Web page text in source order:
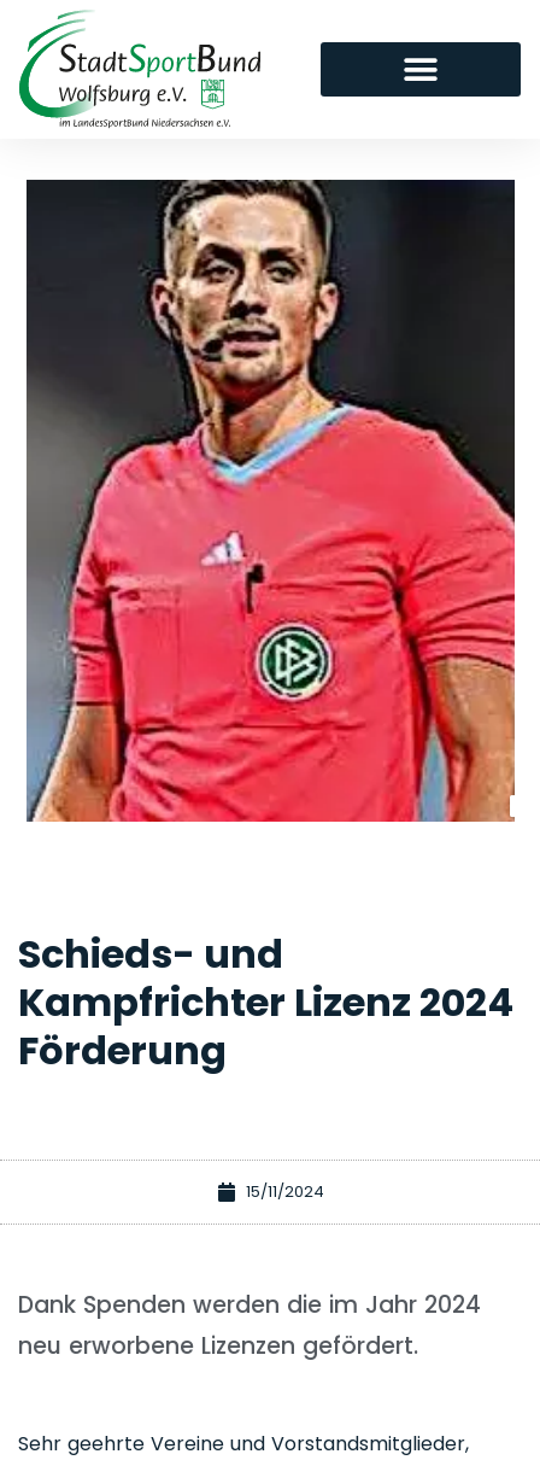
Schieds- und
Kampfrichter Lizenz 2024
Förderung
15/11/2024
Dank Spenden werden die im Jahr 2024
neu erworbene Lizenzen gefördert.
Sehr geehrte Vereine und Vorstandsmitglieder,